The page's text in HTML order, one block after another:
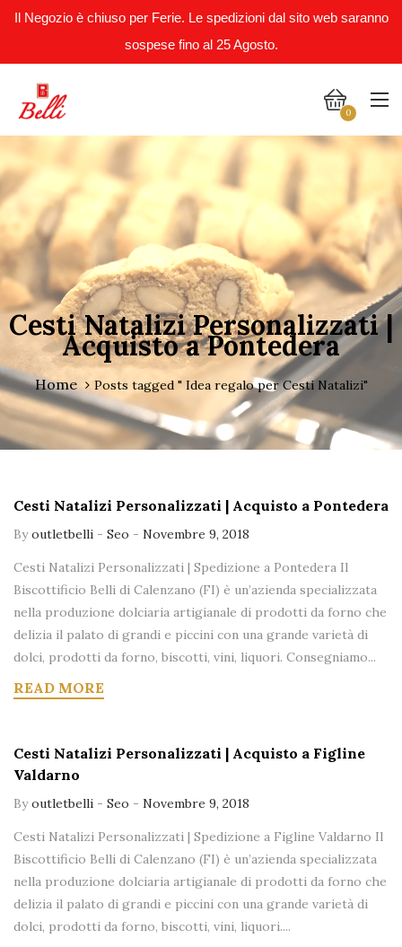
Il Negozio è chiuso per Ferie. Le spedizioni dal sito web saranno
sospese fino al 25 Agosto.
0
Cesti Natalizi Personalizzati |
Acquisto a Pontedera
Home Posts tagged " Idea regalo per Cesti Natalizi"
Cesti Natalizi Personalizzati | Acquisto a Pontedera
Byoutletbelli - Seo - Novembre 9, 2018
Cesti Natalizi Personalizzati | Spedizione a Pontedera Il
Biscottificio Belli di Calenzano (FI) è un’azienda specializzata
nella produzione dolciaria artigianale di prodotti da forno che
delizia il palato di grandi e piccini con una grande varietà di
dolci, prodotti da forno, biscotti, vini, liquori. Consegniamo...
READ MORE
Cesti Natalizi Personalizzati | Acquisto a Figline
Valdarno
Byoutletbelli - Seo - Novembre 9, 2018
Cesti Natalizi Personalizzati | Spedizione a Figline Valdarno Il
Biscottificio Belli di Calenzano (FI) è un’azienda specializzata
nella produzione dolciaria artigianale di prodotti da forno che
delizia il palato di grandi e piccini con una grande varietà di
dolci, prodotti da forno, biscotti, vini, liquori....